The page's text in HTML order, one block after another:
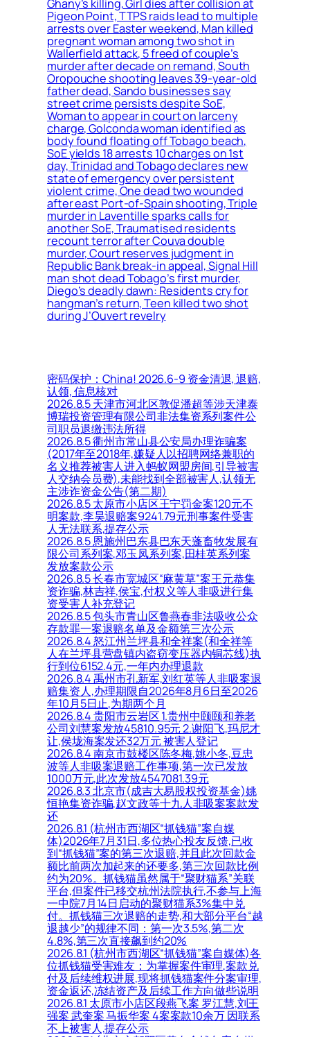
Ghany’s killing, Girl dies after collision at
Pigeon Point, TTPS raids lead to multiple
arrests over Easter weekend, Man killed
pregnant woman among two shot in
Wallerfield attack, 5 freed of couple’s
murder after decade on remand, South
Oropouche shooting leaves 39-year-old
father dead, Sando businesses say
street crime persists despite SoE,
Woman to appear in court on larceny
charge, Golconda woman identified as
body found floating off Tobago beach,
SoE yields 18 arrests 10 charges on 1st
day, Trinidad and Tobago declares new
state of emergency over persistent
violent crime, One dead two wounded
after east Port-of-Spain shooting, Triple
murder in Laventille sparks calls for
another SoE, Traumatised residents
recount terror after Couva double
murder, Court reserves judgment in
Republic Bank break-in appeal, Signal Hill
man shot dead Tobago’s first murder,
Diego’s deadly dawn: Residents cry for
hangman’s return, Teen killed two shot
during J’Ouvert revelry
密码保护：China! 2026.6-9 资金清退, 退赔,
认领, 信息核对
2026.8.5 天津市河北区敦促潘超等涉天津泰
博瑞投资管理有限公司非法集资系列案件公
司职员退缴违法所得
2026.8.5 衢州市常山县公安局办理诈骗案
(2017年至2018年,嫌疑人以招聘网络兼职的
名义推荐被害人进入蚂蚁网盟房间,引导被害
人交纳会员费),未能找到全部被害人,认领无
主涉诈资金公告(第二期)
2026.8.5 太原市小店区王宁罚金案120元不
明案款,李昊退赔案9241.79元刑事案件受害
人无法联系,提存公示
2026.8.5 恩施州巴东县巴东天蓬畜牧发展有
限公司系列案,邓玉凤系列案,田桂英系列案
发放案款公示
2026.8.5 长春市宽城区“麻黄草”案王元恭集
资诈骗,林吉祥,侯宝,付权义等人非吸进行集
资受害人补充登记
2026.8.5 包头市青山区鲁燕春非法吸收公众
存款罪一案退赔名单及金额第三次公示
2026.8.4 怒江州兰坪县和全祥案(和全祥等
人在兰坪县营盘镇内盗窃变压器内铜芯线)执
行到位6152.4元,一年内办理退款
2026.8.4 禹州市孔新军,刘红英等人非吸案退
赔集资人,办理期限自2026年8月6日至2026
年10月5日止,为期两个月
2026.8.4 贵阳市云岩区 1.贵州中颐颐和养老
公司刘慧案发放45810.95元 2.谢阳飞,玛尼才
让,侯垅海案发还32万元 被害人登记
2026.8.4 南京市鼓楼区陈冬梅,姚小冬,豆忠
波等人非吸案退赔工作事项,第一次已发放
1000万元,此次发放4547081.39元
2026.8.3 北京市(成吉大易股权投资基金)姚
恒艳集资诈骗,赵文政等十九人非吸案案款发
还
2026.8.1 (杭州市西湖区“抓钱猫”案自媒
体)2026年7月31日,多位热心投友反馈,已收
到“抓钱猫”案的第三次退赔,并且此次回款金
额比前两次加起来的还要多,第三次回款比例
约为20%。抓钱猫虽然属于“聚财猫系”关联
平台,但案件已移交杭州法院执行,不参与上海
一中院7月14日启动的聚财猫系3%集中兑
付。抓钱猫三次退赔的走势,和大部分平台“越
退越少”的规律不同：第一次3.5%,第二次
4.8%,第三次直接飙到约20%
2026.8.1 (杭州市西湖区“抓钱猫”案自媒体)各
位抓钱猫受害难友：为掌握案件审理,案款兑
付及后续维权进展,现将抓钱猫案件分案审理,
资金返还,冻结资产及后续工作方向做些说明
2026.8.1 太原市小店区段燕飞案 罗江慧,刘王
强案 武奎案 马振华案 4案案款10余万 因联系
不上被害人,提存公示